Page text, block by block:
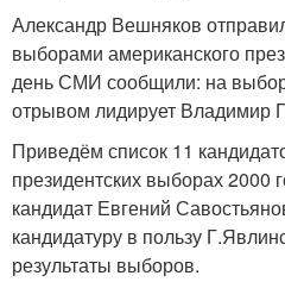
Александр Вешняков
выборами американского
день СМИ сообщили: на
отрывом лидирует Владимир
Приведём список 11
президентских выборах 2000
кандидат Евгений
кандидатуру в пользу
результаты выборов.